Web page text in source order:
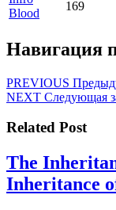
Blood
169
Навигация
PREVIOUS
NEXT Следующая
Related Post
The
Inheritance